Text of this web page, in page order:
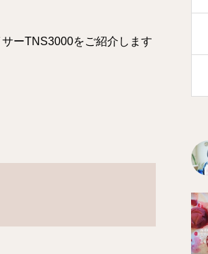
ーTNS3000をご紹介します